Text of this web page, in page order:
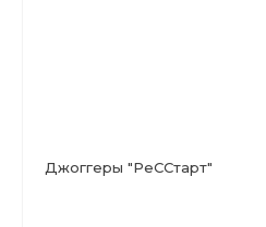
Джоггеры "РеССтарт"